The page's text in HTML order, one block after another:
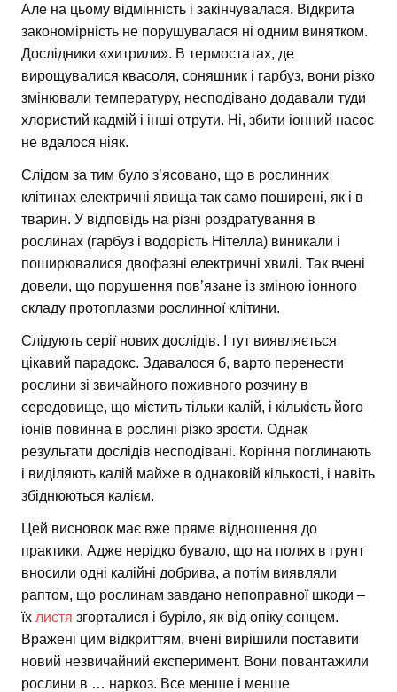
Але на цьому відмінність і закінчувалася. Відкрита
закономірність не порушувалася ні одним винятком.
Дослідники «хитрили». В термостатах, де
вирощувалися квасоля, соняшник і гарбуз, вони різко
змінювали температуру, несподівано додавали туди
хлористий кадмій і інші отрути. Ні, збити іонний насос
не вдалося ніяк.
Слідом за тим було з’ясовано, що в рослинних
клітинах електричні явища так само поширені, як і в
тварин. У відповідь на різні роздратування в
рослинах (гарбуз і водорість Нітелла) виникали і
поширювалися двофазні електричні хвилі. Так вчені
довели, що порушення пов’язане із зміною іонного
складу протоплазми рослинної клітини.
Слідують серії нових дослідів. І тут виявляється
цікавий парадокс. Здавалося б, варто перенести
рослини зі звичайного поживного розчину в
середовище, що містить тільки калій, і кількість його
іонів повинна в рослині різко зрости. Однак
результати дослідів несподівані. Коріння поглинають
і виділяють калій майже в однаковій кількості, і навіть
збіднюються калієм.
Цей висновок має вже пряме відношення до
практики. Адже нерідко бувало, що на полях в грунт
вносили одні калійні добрива, а потім виявляли
раптом, що рослинам завдано непоправної шкоди –
їх листя згорталися і буріло, як від опіку сонцем.
Вражені цим відкриттям, вчені вирішили поставити
новий незвичайний експеримент. Вони повантажили
рослини в … наркоз. Все менше і менше